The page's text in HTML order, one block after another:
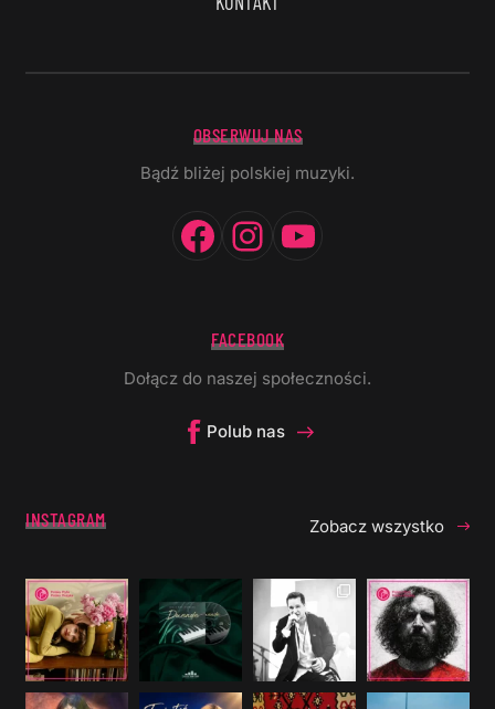
OBSERWUJ NAS
Bądź bliżej polskiej muzyki.
Facebook
Instagram
FACEBOOK
Dołącz do naszej społeczności.
Polub nas
INSTAGRAM Zobacz wszystko